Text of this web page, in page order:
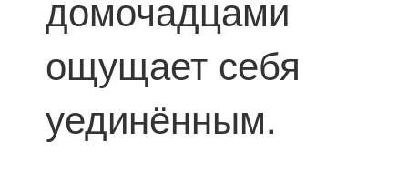
ощущает себя
уединённым.